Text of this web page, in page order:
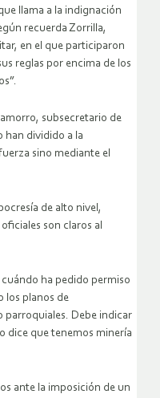
llama a la indignación
recuerda Zorrilla,
en el que participaron
reglas por encima de los
subsecretario de
han dividido a la
sino mediante el
de alto nivel,
son claros al
ha pedido permiso
los planos de
Debe indicar
dice que tenemos minería
ante la imposición de un